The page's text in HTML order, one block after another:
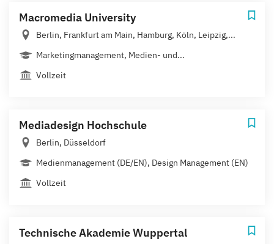
Macromedia University
Berlin, Frankfurt am Main, Hamburg, Köln, Leipzig,...
Marketingmanagement, Medien- und...
Vollzeit
Mediadesign Hochschule
Berlin, Düsseldorf
Medienmanagement (DE/EN), Design Management (EN)
Vollzeit
Technische Akademie Wuppertal